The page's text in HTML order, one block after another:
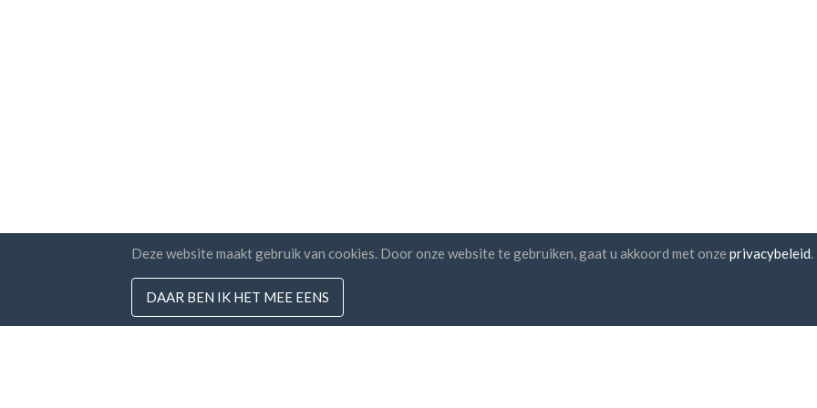
Deze website maakt gebruik van cookies. Door onze website te gebruiken, gaat u akkoord met onzeprivacybeleid
DAAR BEN IK HET MEE EENS